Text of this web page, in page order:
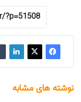
نوشته های مشابه